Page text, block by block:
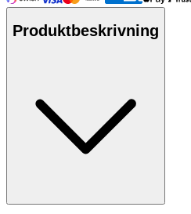
Produktbeskrivning